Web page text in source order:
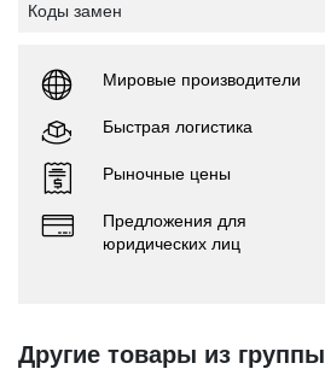
Коды замен
Мировые производители
Быстрая логистика
Рыночные цены
Предложения для
юридических лиц
Другие товары из группы